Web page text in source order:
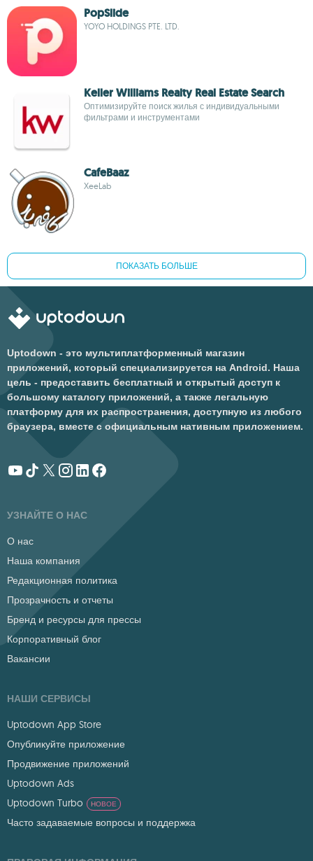
PopSlide
YOYO HOLDINGS PTE. LTD.
Keller Williams Realty Real Estate Search
Оптимизируйте поиск жилья с индивидуальными
фильтрами и инструментами
CafeBaaz
XeeLab
ПОКАЗАТЬ БОЛЬШЕ
Uptodown - это мультиплатформенный магазин
приложений, который специализируется на Android. Наша
цель - предоставить бесплатный и открытый доступ к
большому каталогу приложений, а также легальную
платформу для их распространения, доступную из любого
браузера, вместе с официальным нативным приложением.
УЗНАЙТЕ О НАС
О нас
Наша компания
Редакционная политика
Прозрачность и отчеты
Бренд и ресурсы для прессы
Корпоративный блог
Вакансии
НАШИ СЕРВИСЫ
Uptodown App Store
Опубликуйте приложение
Продвижение приложений
Uptodown Ads
Uptodown Turbo
НОВОЕ
Часто задаваемые вопросы и поддержка